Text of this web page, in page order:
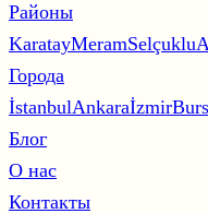
Районы
KaratayMeramSelçuklu
Города
İstanbulAnkaraİzmir
Блог
О нас
Контакты